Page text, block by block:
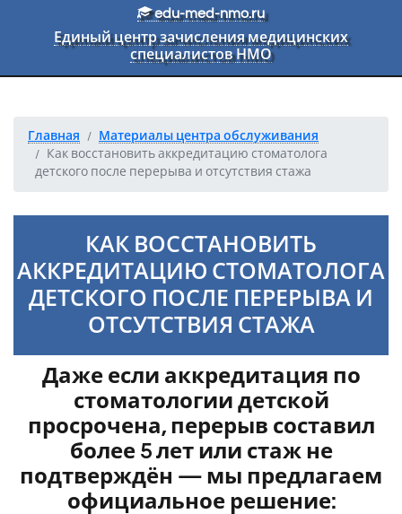
Перейти к основному текстуedu-med-nmo.ru
Единый центр зачисления медицинских
специалистов НМО
Главная
Материалы центра обслуживания
Как восстановить аккредитацию стоматолога
детского после перерыва и отсутствия стажа
КАК ВОССТАНОВИТЬ
АККРЕДИТАЦИЮ СТОМАТОЛОГА
ДЕТСКОГО ПОСЛЕ ПЕРЕРЫВА И
ОТСУТСТВИЯ СТАЖА
Даже если аккредитация по
стоматологии детской
просрочена, перерыв составил
более 5 лет или стаж не
подтверждён — мы предлагаем
официальное решение: